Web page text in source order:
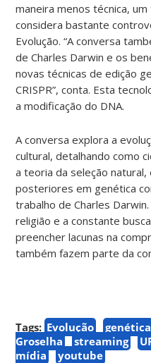
maneira menos técnica,
considera bastante
Evolução. “A conversa
de Charles Darwin e os
novas técnicas de edição
CRISPR”, conta. Esta
a modificação do DNA.
A conversa explora a
cultural, detalhando como
a teoria da seleção
posteriores em genética
trabalho de Charles
religião e a constante
preencher lacunas na
também fazem parte da
Tags: Evolução genética
Groselha
streaming
mídia
youtube